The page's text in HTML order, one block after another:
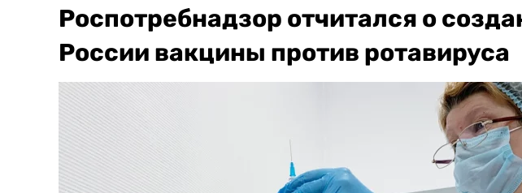
Роспотребнадзор отчитался о
России вакцины против ротавируса